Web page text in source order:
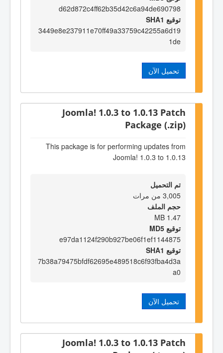
d62d872c4ff62b35d42c6a94de690798
توقيع SHA1
3449e8e237911e70ff49a33759c42255a6d19
1de
تحميل الآن
Joomla! 1.0.3 to 1.0.13 Patch
Package (.zip)
This package is for performing updates from
Joomla! 1.0.3 to 1.0.13
تم التحميل
3,005 من مرات
حجم الملف
1.47 MB
توقيع MD5
e97da1124f290b927be06f1ef1144875
توقيع SHA1
7b38a79475bfdf62695e489518c6f93fba4d3a
a0
تحميل الآن
Joomla! 1.0.3 to 1.0.13 Patch